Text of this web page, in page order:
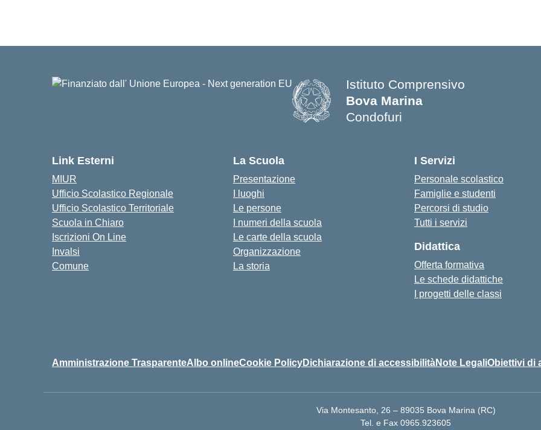
Istituto Comprensivo
Bova Marina
Condofuri
Link Esterni
MIUR
Ufficio Scolastico Regionale
Ufficio Scolastico Territoriale
Scuola in Chiaro
Iscrizioni On Line
Invalsi
Comune
La Scuola
Presentazione
I luoghi
Le persone
I numeri della scuola
Le carte della scuola
Organizzazione
La storia
I Servizi
Personale scolastico
Famiglie e studenti
Percorsi di studio
Tutti i servizi
Didattica
Offerta formativa
Le schede didattiche
I progetti delle classi
Amministrazione TrasparenteAlbo onlineCookie PolicyDichiarazione di accessibilitàNote LegaliObiettivi di
Via Montesanto, 26 – 89035 Bova Marina (RC)
Tel. e Fax 0965.923605